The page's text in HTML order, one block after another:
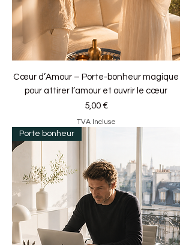
Cœur d’Amour – Porte-bonheur magique
pour attirer l’amour et ouvrir le cœur
Prix
5,00 €
TVA Incluse
Porte bonheur